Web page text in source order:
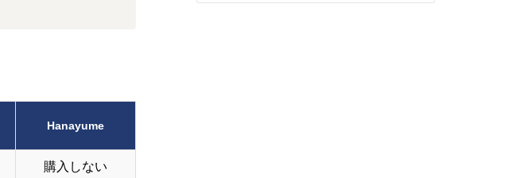
Hanayume
購入しない